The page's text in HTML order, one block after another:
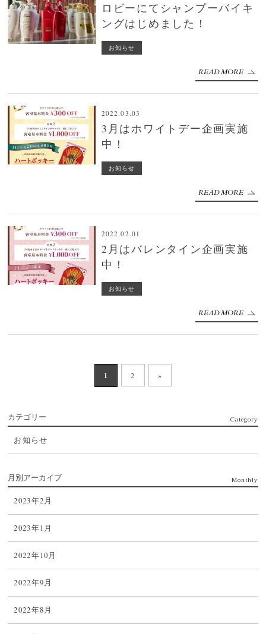
ロビーにてシャンプーバイキ
ングはじめました！
お知らせ
READ MORE
2022.03.03
3月はホワイトデー企画実施
中！
お知らせ
READ MORE
2022.02.01
2月はバレンタイン企画実施
中！
お知らせ
READ MORE
1 2 »
カテゴリー Category
お知らせ
月別アーカイブ Monthly
2023年2月
2023年1月
2022年10月
2022年9月
2022年8月